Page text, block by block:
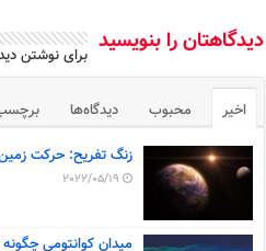
دیدگاهتان را بنویسید برای نوشتن
اخیر محبوب دیدگاه‌ها
زنگ تفریح: حرکت
2022/05/19
میدان کوانتومی